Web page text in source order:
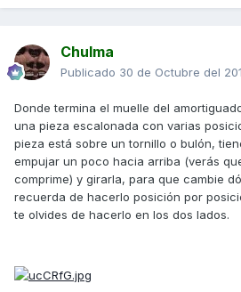
Chulma
Publicado 30 de Octubre del
Donde termina el muelle del
una pieza escalonada con varias
pieza está sobre un tornillo o bulón,
empujar un poco hacia arriba (verás
comprime) y girarla, para que cambie
recuerda de hacerlo posición por
te olvides de hacerlo en los dos lados.